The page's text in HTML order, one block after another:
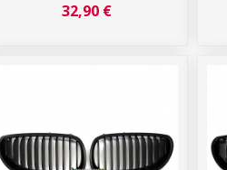
32,90 €